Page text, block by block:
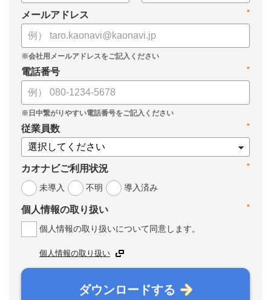
・今日から使えるプロンプト集（人事評価、エンゲージメント業
務）
*
メールアドレス
*
電話番号
*
従業員数
*
カオナビご利用状況
未導入
不明 導入済み
*
個人情報の取り扱い
個人情報の取り扱いについて同意します。
個人情報の取り扱い
ダウンロードする